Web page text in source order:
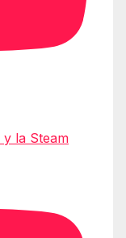
y la Steam